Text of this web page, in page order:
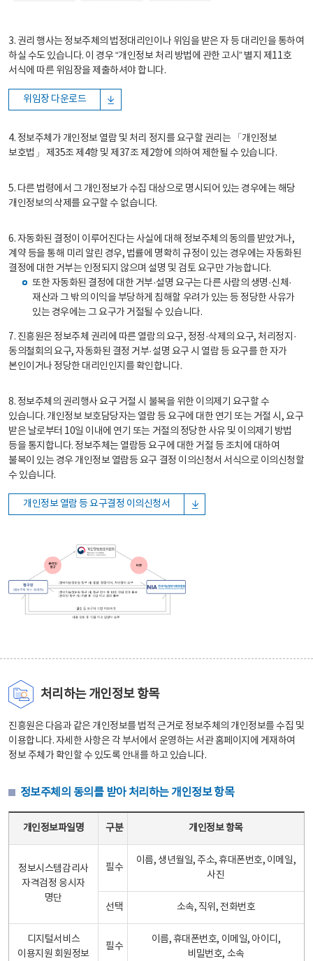
3. 권리 행사는 정보주체의 법정대리인이나 위임을 받은 자 등 대리인을 통하여
하실 수도 있습니다. 이 경우 “개인정보 처리 방법에 관한 고시” 별지 제11호
서식에 따른 위임장을 제출하셔야 합니다.
위임장 다운로드
4. 정보주체가 개인정보 열람 및 처리 정지를 요구할 권리는 「개인정보
보호법」 제35조 제4항 및 제37조 제2항에 의하여 제한될 수 있습니다.
5. 다른 법령에서 그 개인정보가 수집 대상으로 명시되어 있는 경우에는 해당
개인정보의 삭제를 요구할 수 없습니다.
6. 자동화된 결정이 이루어진다는 사실에 대해 정보주체의 동의를 받았거나,
계약 등을 통해 미리 알린 경우, 법률에 명확히 규정이 있는 경우에는 자동화된
결정에 대한 거부는 인정되지 않으며 설명 및 검토 요구만 가능합니다.
또한 자동화된 결정에 대한 거부·설명 요구는 다른 사람의 생명·신체·
재산과 그 밖의 이익을 부당하게 침해할 우려가 있는 등 정당한 사유가
있는 경우에는 그 요구가 거절될 수 있습니다.
7. 진흥원은 정보주체 권리에 따른 열람의 요구, 정정·삭제의 요구, 처리정지·
동의철회의 요구, 자동화된 결정 거부·설명 요구 시 열람 등 요구를 한 자가
본인이거나 정당한 대리인인지를 확인합니다.
8. 정보주체의 권리행사 요구 거절 시 불복을 위한 이의제기 요구할 수
있습니다. 개인정보 보호담당자는 열람 등 요구에 대한 연기 또는 거절 시, 요구
받은 날로부터 10일 이내에 연기 또는 거절의 정당한 사유 및 이의제기 방법
등을 통지합니다. 정보주체는 열람등 요구에 대한 거절 등 조치에 대하여
불복이 있는 경우 개인정보 열람등 요구 결정 이의신청서 서식으로 이의신청할
수 있습니다.
개인정보 열람 등 요구결정 이의신청서
처리하는 개인정보 항목
진흥원은 다음과 같은 개인정보를 법적 근거로 정보주체의 개인정보를 수집 및
이용합니다. 자세한 사항은 각 부서에서 운영하는 서관 홈페이지에 게재하여
정보 주체가 확인할 수 있도록 안내를 하고 있습니다.
정보주체의 동의를 받아 처리하는 개인정보 항목
개인정보파일명 구분 개인정보 항목
정보시스템감리사
자격검정 응시자
명단
필수
이름, 생년월일, 주소, 휴대폰번호, 이메일,
사진
선택 소속, 직위, 전화번호
디지털서비스
이용지원 회원정보
필수
이름, 휴대폰번호, 이메일, 아이디,
비밀번호, 소속